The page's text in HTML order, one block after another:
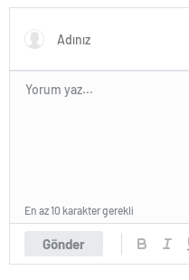
Gönder
En az 10 karakter gerekli